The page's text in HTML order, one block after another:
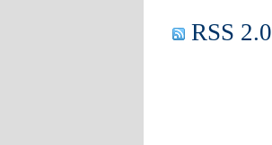
RSS 2.0